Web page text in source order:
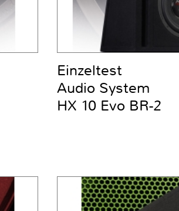
Einzeltest
Audio System
HX 10 Evo BR-2